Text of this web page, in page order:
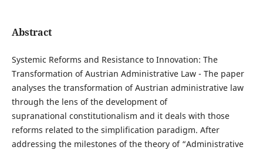
Abstract
Systemic Reforms and Resistance to Innovation: The
Transformation of Austrian Administrative Law - The paper
analyses the transformation of Austrian administrative law
through the lens of the development of
supranational constitutionalism and it deals with those
reforms related to the simplification paradigm. After
addressing the milestones of the theory of “Administrative